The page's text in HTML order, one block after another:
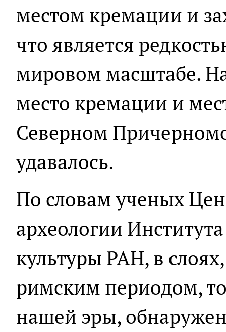
местом кремации и
что является
мировом масштабе.
место кремации и
Северном
удавалось.
По словам ученых
археологии
культуры РАН, в
римским периодом,
нашей эры,